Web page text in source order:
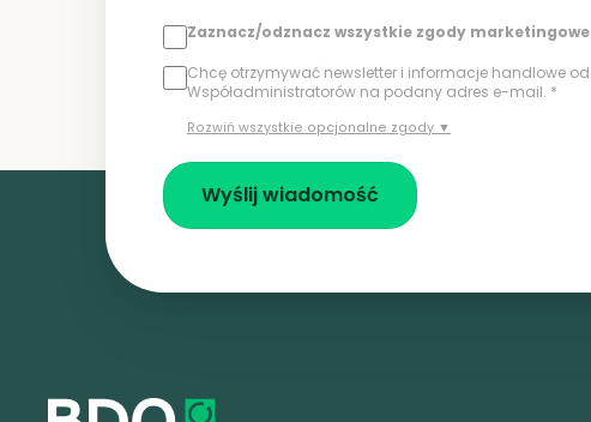
Zaznacz/odznacz wszystkie zgody marketingowe
Chcę otrzymywać newsletter i informacje handlowe od
Współadministratorów na podany adres e-mail. *
Rozwiń wszystkie opcjonalne zgody ▼